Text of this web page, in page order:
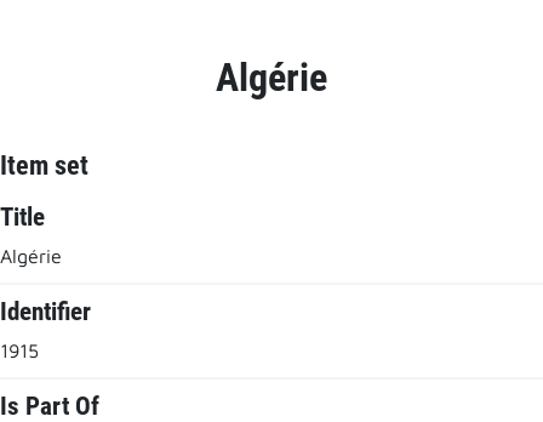
Algérie
Item set
Title
Algérie
Identifier
1915
Is Part Of